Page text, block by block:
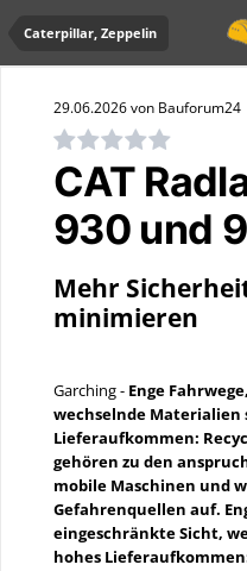
Caterpillar, Zeppelin
29.06.2026 von Bauforum24
CAT
930 und
Mehr
minimieren
Garching - Enge
wechselnde Materialien
Lieferaufkommen:
gehören zu den
mobile Maschinen und
Gefahrenquellen auf.
eingeschränkte Sicht,
hohes